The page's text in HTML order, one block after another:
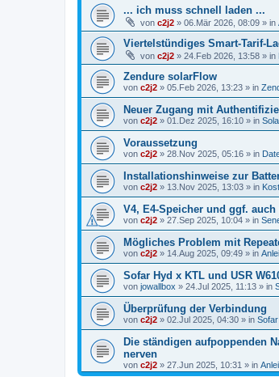
... ich muss schnell laden ...
von c2j2 » 06.Mär 2026, 08:09 » in
Viertelstündiges Smart-Tarif-
von c2j2 » 24.Feb 2026, 13:58 » in
Zendure solarFlow
von c2j2 » 05.Feb 2026, 13:23 » in
Neuer Zugang mit
von c2j2 » 01.Dez 2025, 16:10 » in
Voraussetzung
von c2j2 » 28.Nov 2025, 05:16 » in
Installationshinweise zur
von c2j2 » 13.Nov 2025, 13:03 » in
V4, E4-Speicher und ggf.
von c2j2 » 27.Sep 2025, 10:04 » in
Mögliches Problem mit
von c2j2 » 14.Aug 2025, 09:49 » in
Sofar Hyd x KTL und USR
von jowallbox » 24.Jul 2025, 11:13 » in
Überprüfung der Verbindung
von c2j2 » 02.Jul 2025, 04:30 » in Sofar
Die ständigen aufpoppenden
nerven
von c2j2 » 27.Jun 2025, 10:31 » in